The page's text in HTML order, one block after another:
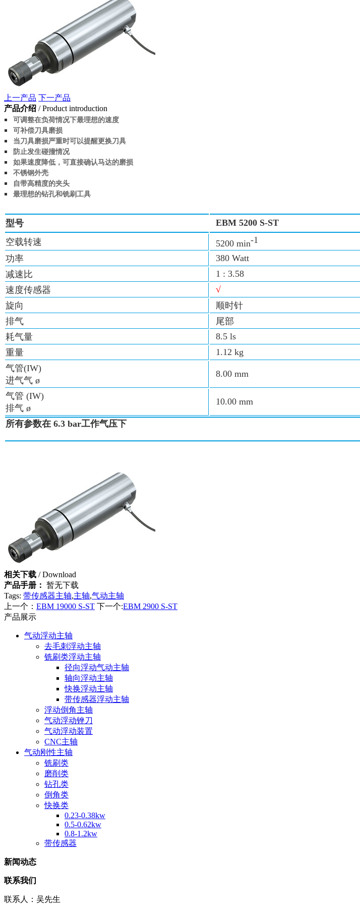
上一产品 下一产品
产品介绍 / Product introduction
可调整在负荷情况下最理想的速度
可补偿刀具磨损
当刀具磨损严重时可以提醒更换刀具
防止发生碰撞情况
如果速度降低，可直接确认马达的磨损
不锈钢外壳
自带高精度的夹头
最理想的钻孔和铣刷工具
型号
EBM 5200 S-ST
空载转速
5200 min-1
功率
380 Watt
减速比
1 : 3.58
速度传感器
√
旋向
顺时针
排气
尾部
耗气量
8.5 ls
重量
1.12 kg
气管(IW)
进气气 ø
8.00 mm
气管 (IW)
排气 ø
10.00 mm
所有参数在 6.3 bar工作气压下
相关下载 / Download
产品手册： 暂无下载
Tags: 带传感器主轴,主轴,气动主轴
上一个： EBM 19000 S-ST 下一个:EBM 2900 S-ST
产品展示
气动浮动主轴
去毛刺浮动主轴
铣刷类浮动主轴
径向浮动气动主轴
轴向浮动主轴
快换浮动主轴
带传感器浮动主轴
浮动倒角主轴
气动浮动锉刀
气动浮动装置
CNC主轴
气动刚性主轴
铣刷类
磨削类
钻孔类
倒角类
快换类
0.23-0.38kw
0.5-0.62kw
0.8-1.2kw
带传感器
新闻动态
联系我们
联系人：吴先生